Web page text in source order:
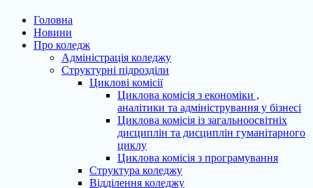
Головна
Новини
Про коледж
Адміністрація коледжу
Структурні підрозділи
Циклові комісії
Циклова комісія з економіки ,
аналітики та адміністрування у бізнесі
Циклова комісія із загальноосвітніх
дисциплін та дисциплін гуманітарного
циклу
Циклова комісія з програмування
Структура коледжу
Відділення коледжу